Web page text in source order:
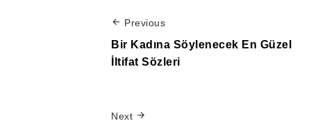
Previous
Bir Kadına Söylenecek En Güzel
İltifat Sözleri
Next